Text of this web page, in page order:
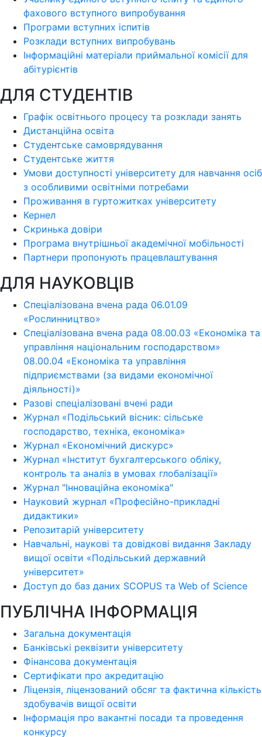
фахового вступного випробування
Програми вступних іспитів
Розклади вступних випробувань
Інформаційні матеріали приймальної комісії для
абітурієнтів
ДЛЯ СТУДЕНТІВ
Графік освітнього процесу та розклади занять
Дистанційна освіта
Студентське самоврядування
Студентське життя
Умови доступності університету для навчання осіб
з особливими освітніми потребами
Проживання в гуртожитках університету
Кернел
Скринька довіри
Програма внутрішньої академічної мобільності
Партнери пропонують працевлаштування
ДЛЯ НАУКОВЦІВ
Спеціалізована вчена рада 06.01.09
«Рослинництво»
Спеціалізована вчена рада 08.00.03 «Економіка та
управління національним господарством»
08.00.04 «Економіка та управління
підприємствами (за видами економічної
діяльності)»
Разові спеціалізовані вчені ради
Журнал «Подільський вісник: сільське
господарство, техніка, економіка»
Журнал «Економічний дискурс»
Журнал «Інститут бухгалтерського обліку,
контроль та аналіз в умовах глобалізації»
Журнал "Інноваційна економіка"
Науковий журнал «Професійно-прикладні
дидактики»
Репозитарій університету
Навчальні, наукові та довідкові видання Закладу
вищої освіти «Подільський державний
університет»
Доступ до баз даних SCOPUS та Web of Science
ПУБЛІЧНА ІНФОРМАЦІЯ
Загальна документація
Банківські реквізити університету
Фінансова документація
Сертифікати про акредитацію
Ліцензія, ліцензований обсяг та фактична кількість
здобувачів вищої освіти
Інформація про вакантні посади та проведення
конкурсу